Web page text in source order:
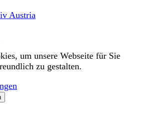
Austria
um unsere Webseite für Sie
zu gestalten.